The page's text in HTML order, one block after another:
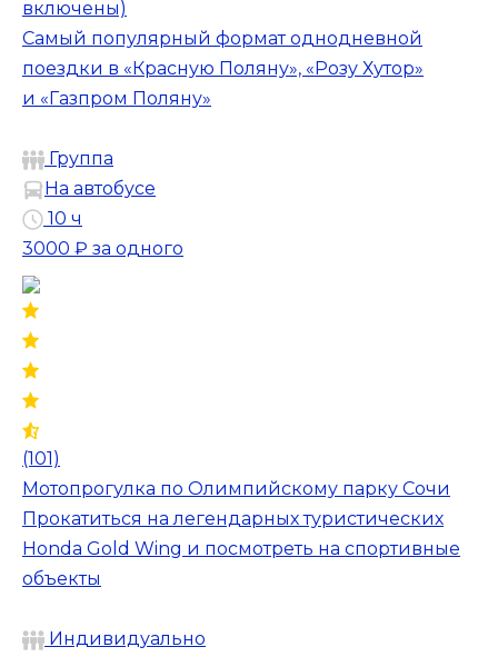
включены)
Самый популярный формат однодневной
поездки в «Красную Поляну», «Розу Хутор»
и «Газпром Поляну»
Группа
На автобусе
10 ч
3000 ₽ за одного
(101)
Мотопрогулка по Олимпийскому парку Сочи
Прокатиться на легендарных туристических
Honda Gold Wing и посмотреть на спортивные
объекты
Индивидуально